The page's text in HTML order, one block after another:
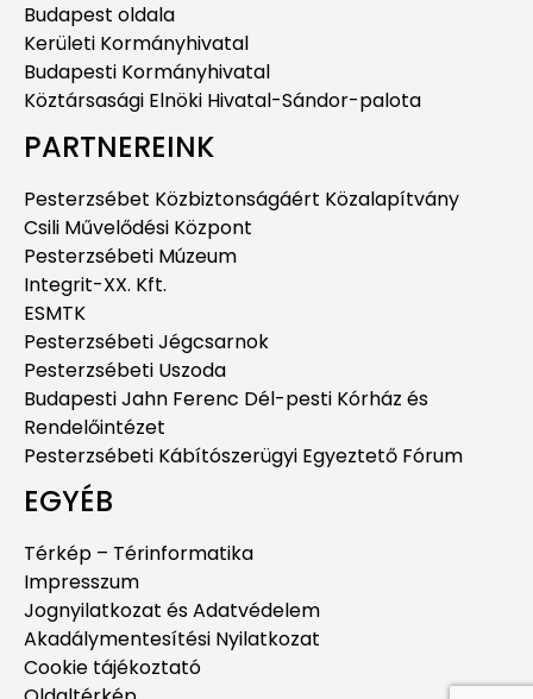
Budapest oldala
Kerületi Kormányhivatal
Budapesti Kormányhivatal
Köztársasági Elnöki Hivatal-Sándor-palota
PARTNEREINK
Pesterzsébet Közbiztonságáért Közalapítvány
Csili Művelődési Központ
Pesterzsébeti Múzeum
Integrit-XX. Kft.
ESMTK
Pesterzsébeti Jégcsarnok
Pesterzsébeti Uszoda
Budapesti Jahn Ferenc Dél-pesti Kórház és
Rendelőintézet
Pesterzsébeti Kábítószerügyi Egyeztető Fórum
EGYÉB
Térkép – Térinformatika
Impresszum
Jognyilatkozat és Adatvédelem
Akadálymentesítési Nyilatkozat
Cookie tájékoztató